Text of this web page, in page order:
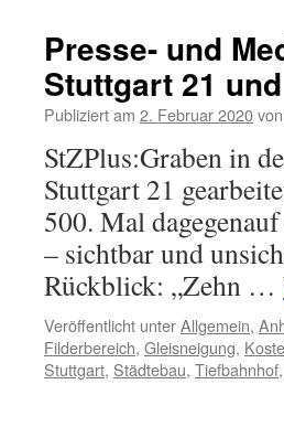
Presse- und
Stuttgart 21
Publiziert am 2. Februar 2020von
StZPlus:Graben in
Stuttgart 21
500. Mal
– sichtbar und
Rückblick: „Zehn …
Veröffentlicht unterAllgemein,
Filderbereich, Gleisneigung,
Stuttgart, Städtebau, Tiefbahnhof,